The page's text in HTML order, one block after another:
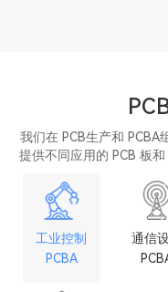
我们在 PCB生产和
提供不同应用的 PCB 板
工业控制
PCBA
通信